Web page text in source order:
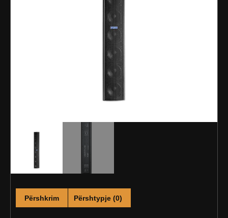
Përshkrim Përshtypje (0)